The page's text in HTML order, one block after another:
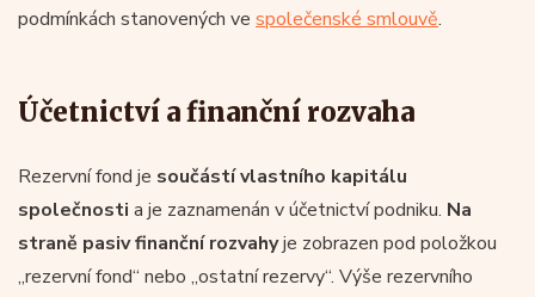
podmínkách stanovených ve společenské smlouvě.
Účetnictví a finanční rozvaha
Rezervní fond je součástí vlastního kapitálu
společnosti a je zaznamenán v účetnictví podniku. Na
straně pasiv finanční rozvahyje zobrazen pod položkou
„rezervní fond“ nebo „ostatní rezervy“. Výše rezervního